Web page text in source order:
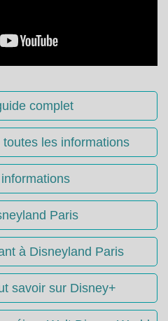
complet
les informations
Paris
à Disneyland Paris
savoir sur Disney+